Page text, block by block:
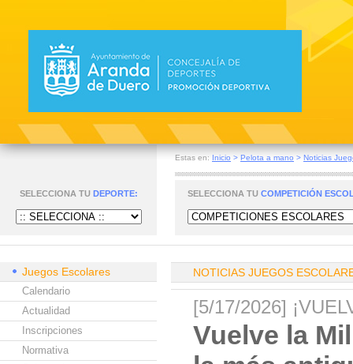
Estas en: Inicio > Pelota a mano > Noticias
SELECCIONA TU DEPORTE: SELECCIONA TU COMPETICIÓN
Juegos Escolares
Calendario
Actualidad
Inscripciones
Normativa
NOTICIAS JUEGOS
[5/17/2026]
Vuelve la